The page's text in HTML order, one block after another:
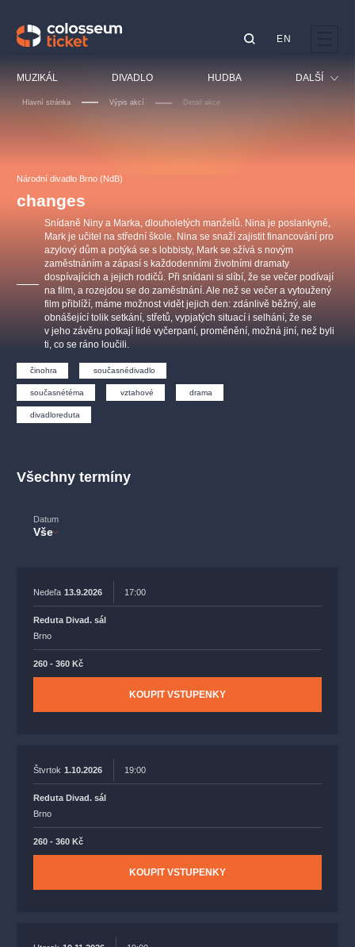
MUZIKÁL DIVADLO HUDBA DALŠÍ
Sport
Ostatní
EN
Hlavní stránka Výpis akcí Detail akce
Národní divadlo Brno (NdB)
changes
Snídaně Niny a Marka, dlouholetých manželů. Nina je poslankyně,
Mark je učitel na střední škole. Nina se snaží zajistit financování pro
azylový dům a potýká se s lobbisty, Mark se sžívá s novým
zaměstnáním a zápasí s každodenními životními dramaty
dospívajících a jejich rodičů. Při snídani si slíbí, že se večer podívají
na film, a rozejdou se do zaměstnání. Ale než se večer a vytoužený
film přiblíží, máme možnost vidět jejich den: zdánlivě běžný, ale
obnášející tolik setkání, střetů, vypjatých situací i selhání, že se
v jeho závěru potkají lidé vyčerpaní, proměnění, možná jiní, než byli
ti, co se ráno loučili.
činohra současnédivadlo
současnétéma vztahové drama
divadloreduta
Všechny termíny
Datum
Vše
Nedeľa 13.9.2026 17:00
Reduta Divad. sál
Brno
260 - 360 Kč
KOUPIT VSTUPENKY
Štvrtok 1.10.2026 19:00
Reduta Divad. sál
Brno
260 - 360 Kč
KOUPIT VSTUPENKY
OBYČEJNÁ HOLKA
Agentura 44, s.r.o.
Ostatní hledají
muzikálypraha
Nejnavštěvovanější
filmováhudba státníopera rudolfinum
národnídivadlo